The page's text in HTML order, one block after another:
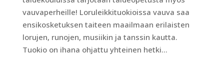
vauvaperheille! Loruleikkituokioissa vauva saa
ensikosketuksen taiteen maailmaan erilaisten
lorujen, runojen, musiikin ja tanssin kautta.
Tuokio on ihana ohjattu yhteinen hetki...